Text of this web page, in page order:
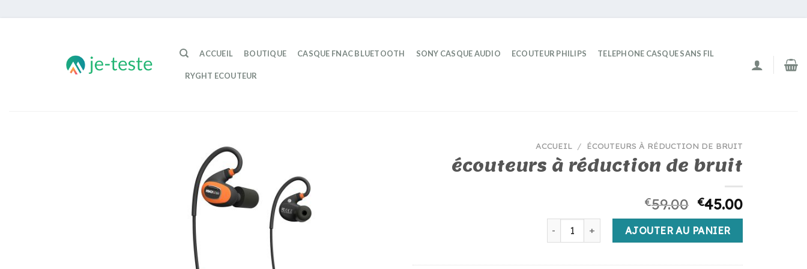
ACCUEIL BOUTIQUE CASQUE FNAC BLUETOOTH SONY CASQUE AUDIO ECOUTEUR PHILIPS TELEPHONE CASQUE SANS FIL
RYGHT ECOUTEUR
ACCUEIL / ÉCOUTEURS À RÉDUCTION DE BRUIT
écouteurs à réduction de bruit
€59.00 €45.00
quantité de écouteurs à réduction de bruit
AJOUTER AU PANIER